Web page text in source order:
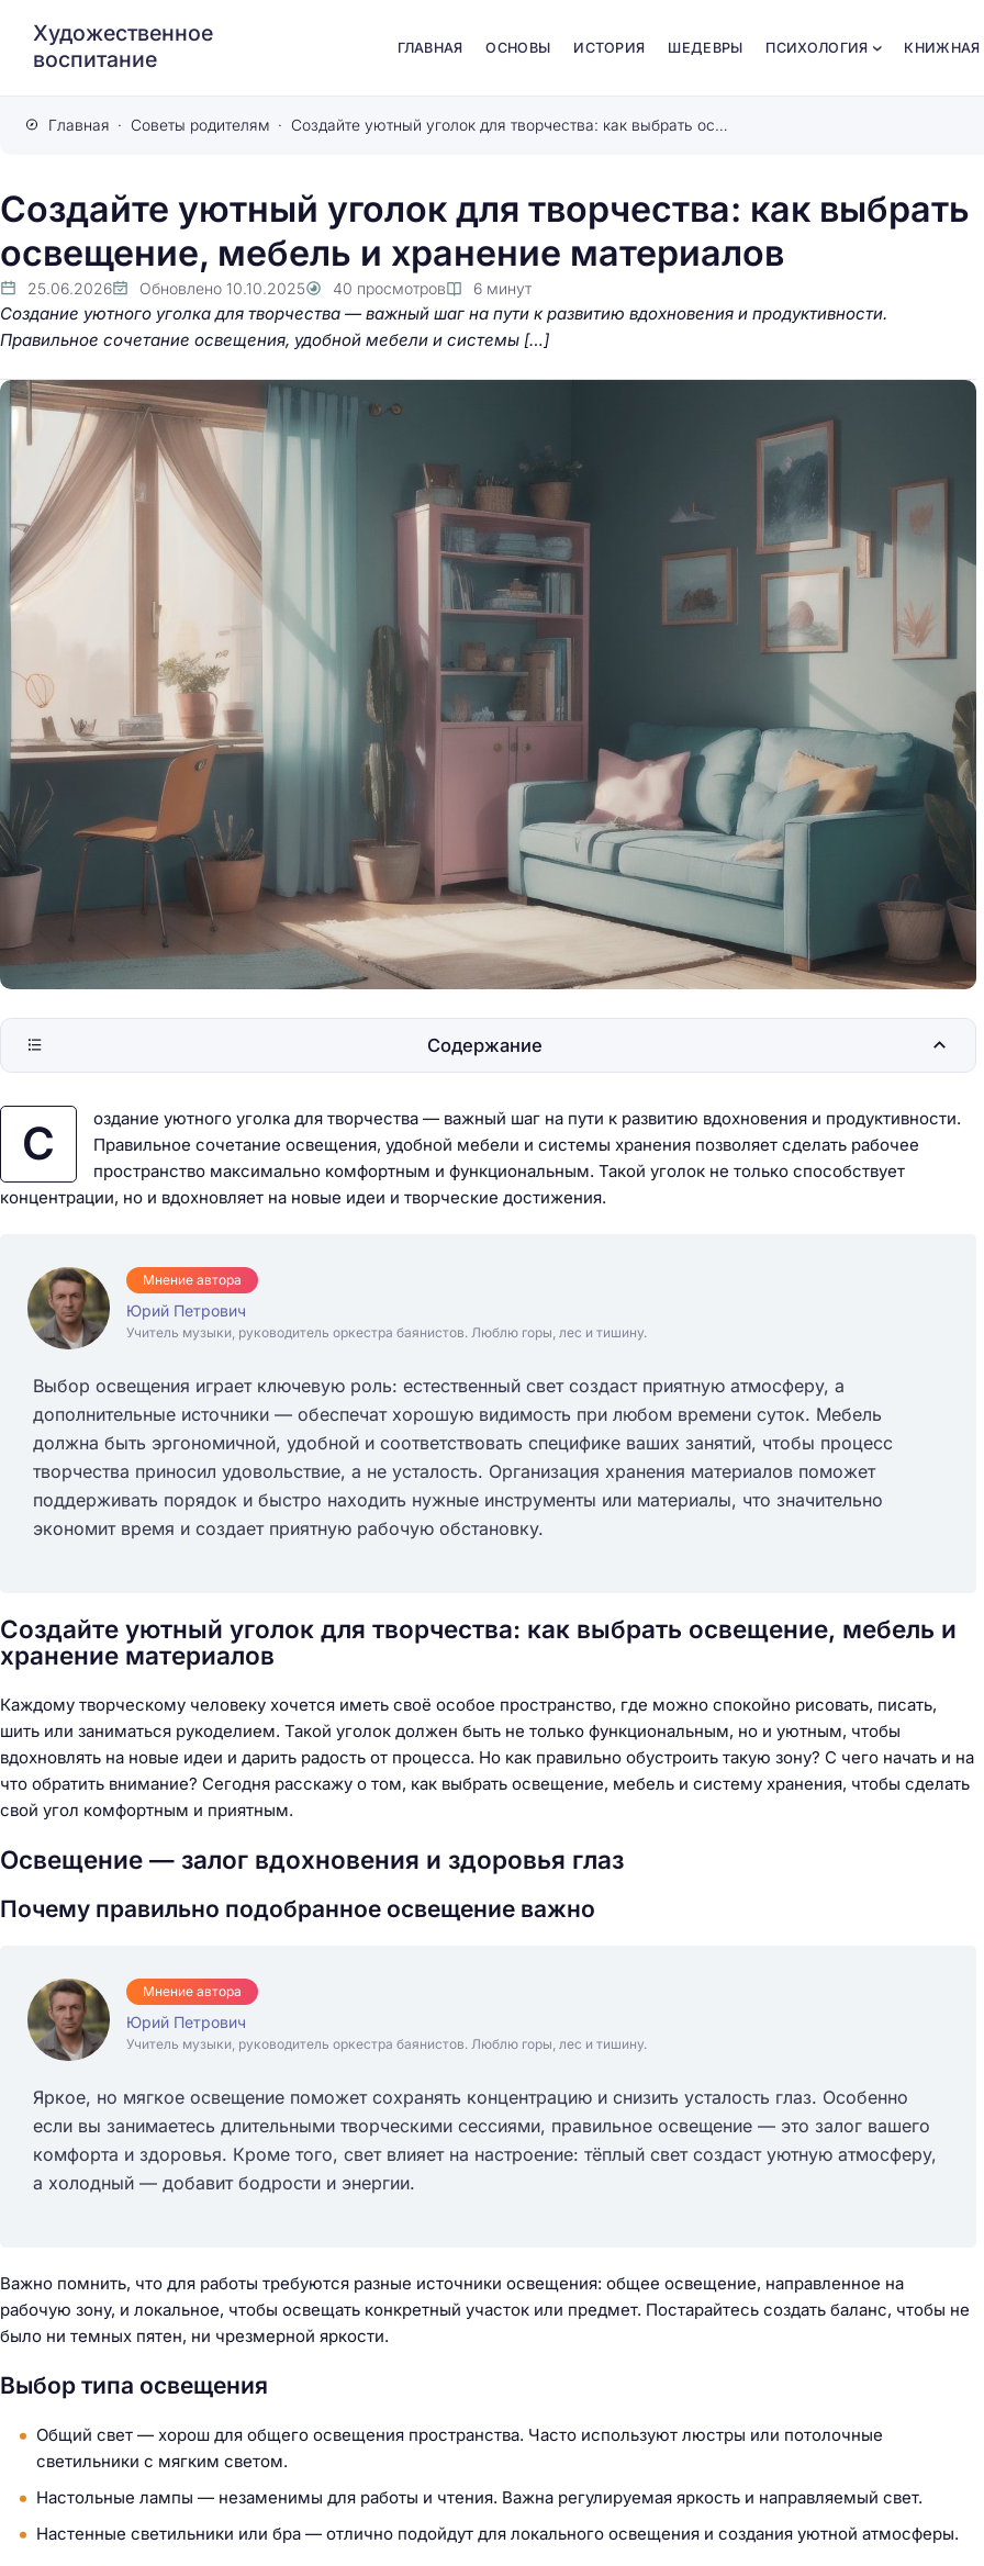
Художественное
воспитание
ГЛАВНАЯ ОСНОВЫ ИСТОРИЯ ШЕДЕВРЫ ПСИХОЛОГИЯ КНИЖНАЯ
Главная Советы родителям Создайте уютный уголок для творчества: как выбрать освещение, мебель и хранение материалов
Создайте уютный уголок для творчества: как выбрать
освещение, мебель и хранение материалов
25.06.2026 Обновлено 10.10.2025 40 просмотров 6 минут
Создание уютного уголка для творчества — важный шаг на пути к развитию вдохновения и продуктивности.
Правильное сочетание освещения, удобной мебели и системы […]
С
оздание уютного уголка для творчества — важный шаг на пути к развитию вдохновения и продуктивности.
Правильное сочетание освещения, удобной мебели и системы хранения позволяет сделать рабочее
пространство максимально комфортным и функциональным. Такой уголок не только способствует
концентрации, но и вдохновляет на новые идеи и творческие достижения.
Мнение автора
Юрий Петрович
Учитель музыки, руководитель оркестра баянистов. Люблю горы, лес и тишину.
Выбор освещения играет ключевую роль: естественный свет создаст приятную атмосферу, а
дополнительные источники — обеспечат хорошую видимость при любом времени суток. Мебель
должна быть эргономичной, удобной и соответствовать специфике ваших занятий, чтобы процесс
творчества приносил удовольствие, а не усталость. Организация хранения материалов поможет
поддерживать порядок и быстро находить нужные инструменты или материалы, что значительно
экономит время и создает приятную рабочую обстановку.
Создайте уютный уголок для творчества: как выбрать освещение, мебель и
хранение материалов
Каждому творческому человеку хочется иметь своё особое пространство, где можно спокойно рисовать, писать,
шить или заниматься рукоделием. Такой уголок должен быть не только функциональным, но и уютным, чтобы
вдохновлять на новые идеи и дарить радость от процесса. Но как правильно обустроить такую зону? С чего начать и на
что обратить внимание? Сегодня расскажу о том, как выбрать освещение, мебель и систему хранения, чтобы сделать
свой угол комфортным и приятным.
Освещение — залог вдохновения и здоровья глаз
Почему правильно подобранное освещение важно
Мнение автора
Юрий Петрович
Учитель музыки, руководитель оркестра баянистов. Люблю горы, лес и тишину.
Яркое, но мягкое освещение поможет сохранять концентрацию и снизить усталость глаз. Особенно
если вы занимаетесь длительными творческими сессиями, правильное освещение — это залог вашего
комфорта и здоровья. Кроме того, свет влияет на настроение: тёплый свет создаст уютную атмосферу,
а холодный — добавит бодрости и энергии.
Важно помнить, что для работы требуются разные источники освещения: общее освещение, направленное на
рабочую зону, и локальное, чтобы освещать конкретный участок или предмет. Постарайтесь создать баланс, чтобы не
было ни темных пятен, ни чрезмерной яркости.
Выбор типа освещения
Общий свет — хорош для общего освещения пространства. Часто используют люстры или потолочные
светильники с мягким светом.
Настольные лампы — незаменимы для работы и чтения. Важна регулируемая яркость и направляемый свет.
Настенные светильники или бра — отлично подойдут для локального освещения и создания уютной атмосферы.
Содержание
интеллекта в развитии
художественного вкуса у
Путешествие по волшебным
картинкам: познакомимся с
живописью через игру и